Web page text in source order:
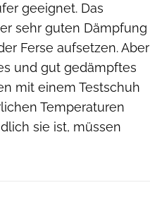
geeignet. Das
sehr guten Dämpfung
Ferse aufsetzen. Aber
und gut gedämpftes
mit einem Testschuh
Temperaturen
sie ist, müssen